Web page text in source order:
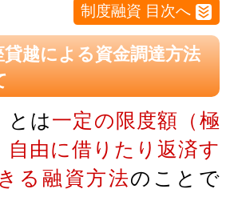
制度融資 目次へ
貸越による資金調達方法
とは一定の限度額（極
自由に借りたり返済す
る融資方法のことで